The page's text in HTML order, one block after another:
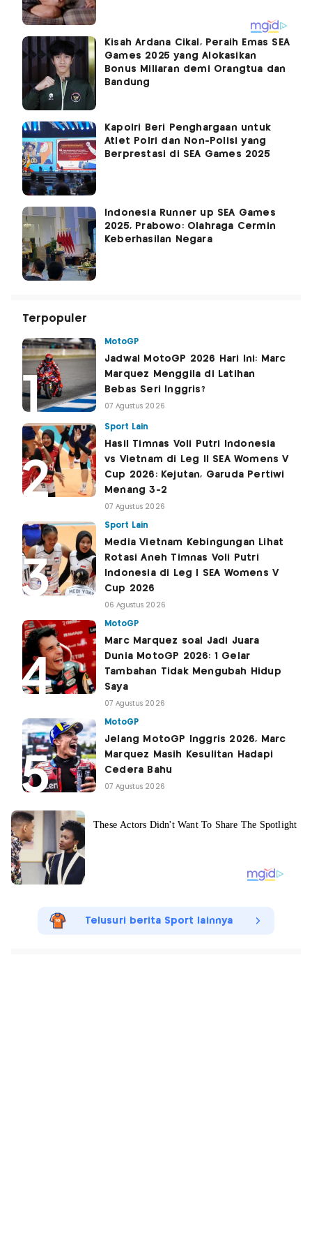
Kisah Ardana Cikal, Peraih Emas SEA
Games 2025 yang Alokasikan
Bonus Miliaran demi Orangtua dan
Bandung
Kapolri Beri Penghargaan untuk
Atlet Polri dan Non-Polisi yang
Berprestasi di SEA Games 2025
Indonesia Runner up SEA Games
2025, Prabowo: Olahraga Cermin
Keberhasilan Negara
Terpopuler
MotoGP
Jadwal MotoGP 2026 Hari Ini: Marc
Marquez Menggila di Latihan
Bebas Seri Inggris?
07 Agustus 2026
Sport Lain
Hasil Timnas Voli Putri Indonesia
vs Vietnam di Leg II SEA Womens V
Cup 2026: Kejutan, Garuda Pertiwi
Menang 3-2
07 Agustus 2026
Sport Lain
Media Vietnam Kebingungan Lihat
Rotasi Aneh Timnas Voli Putri
Indonesia di Leg I SEA Womens V
Cup 2026
06 Agustus 2026
MotoGP
Marc Marquez soal Jadi Juara
Dunia MotoGP 2026: 1 Gelar
Tambahan Tidak Mengubah Hidup
Saya
07 Agustus 2026
MotoGP
Jelang MotoGP Inggris 2026, Marc
Marquez Masih Kesulitan Hadapi
Cedera Bahu
07 Agustus 2026
Telusuri berita Sport lainnya